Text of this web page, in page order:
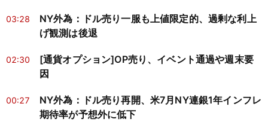
03:28
NY外為：ドル売り一服も上値限定的、過剰な利上
げ観測は後退
02:30
[通貨オプション]OP売り、イベント通過や週末要
因
00:27
NY外為：ドル売り再開、米7月NY連銀1年インフレ
期待率が予想外に低下